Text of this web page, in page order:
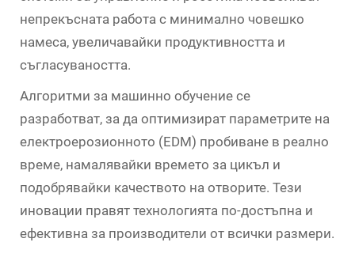
непрекъсната работа с минимално човешко
намеса, увеличавайки продуктивността и
съгласуваността.
Алгоритми за машинно обучение се
разработват, за да оптимизират параметрите на
електроерозионното (EDM) пробиване в реално
време, намалявайки времето за цикъл и
подобрявайки качеството на отворите. Тези
иновации правят технологията по-достъпна и
ефективна за производители от всички размери.